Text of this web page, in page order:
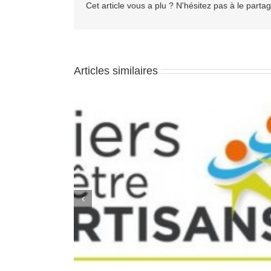
Cet article vous a plu ? N'hésitez pas à le
Articles similaires